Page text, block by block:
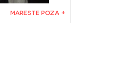
MARESTE POZA +